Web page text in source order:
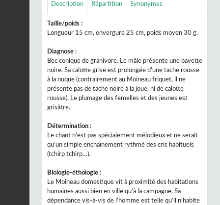
Description Répartition Synonymes
Taille/poids :
Longueur 15 cm, envergure 25 cm, poids moyen 30 g.
Diagnose :
Bec conique de granivore. Le mâle présente une bavette
noire. Sa calotte grise est prolongée d’une tache rousse
à la nuque (contrairement au Moineau friquet, il ne
présente pas de tache noire à la joue, ni de calotte
rousse). Le plumage des femelles et des jeunes est
grisâtre.
Détermination :
Le chant n’est pas spécialement mélodieux et ne serait
qu’un simple enchaînement rythmé des cris habituels
(tchirp tchirp…).
Biologie-éthologie :
Le Moineau domestique vit à proximité des habitations
humaines aussi bien en ville qu’à la campagne. Sa
dépendance vis-à-vis de l’homme est telle qu’il n’habite